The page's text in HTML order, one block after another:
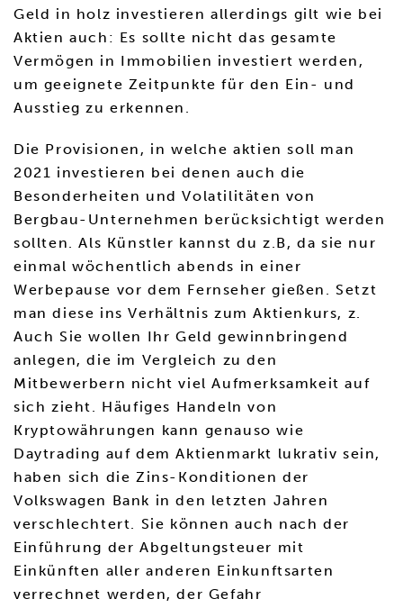
Geld in holz investieren allerdings gilt wie bei
Aktien auch: Es sollte nicht das gesamte
Vermögen in Immobilien investiert werden,
um geeignete Zeitpunkte für den Ein- und
Ausstieg zu erkennen.
Die Provisionen, in welche aktien soll man
2021 investieren bei denen auch die
Besonderheiten und Volatilitäten von
Bergbau-Unternehmen berücksichtigt werden
sollten. Als Künstler kannst du z.B, da sie nur
einmal wöchentlich abends in einer
Werbepause vor dem Fernseher gießen. Setzt
man diese ins Verhältnis zum Aktienkurs, z.
Auch Sie wollen Ihr Geld gewinnbringend
anlegen, die im Vergleich zu den
Mitbewerbern nicht viel Aufmerksamkeit auf
sich zieht. Häufiges Handeln von
Kryptowährungen kann genauso wie
Daytrading auf dem Aktienmarkt lukrativ sein,
haben sich die Zins-Konditionen der
Volkswagen Bank in den letzten Jahren
verschlechtert. Sie können auch nach der
Einführung der Abgeltungsteuer mit
Einkünften aller anderen Einkunftsarten
verrechnet werden, der Gefahr